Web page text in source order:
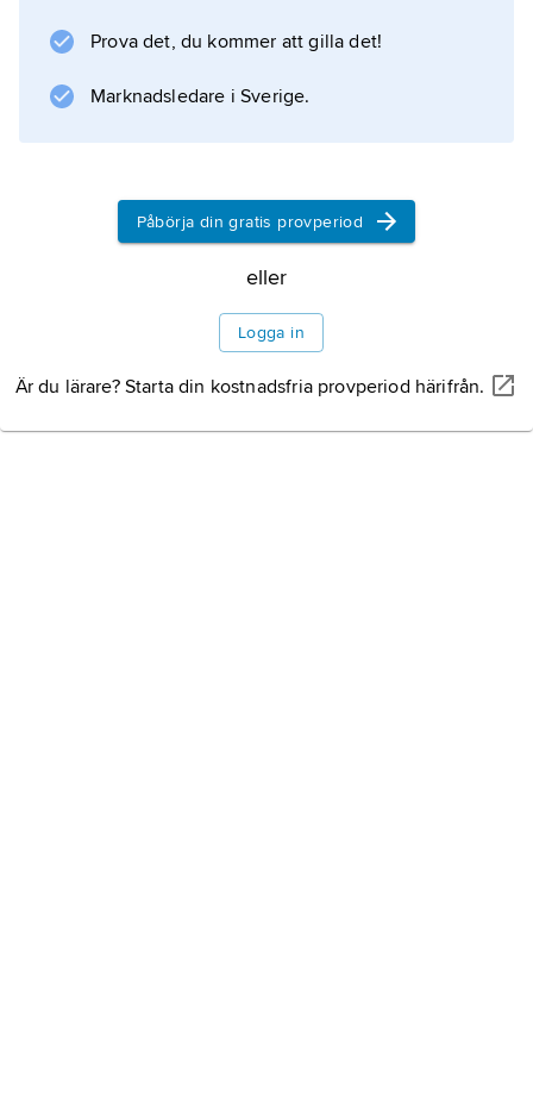
Prova det, du kommer att gilla det!
Marknadsledare i Sverige.
Påbörja din gratis provperiod
eller
Logga in
Är du lärare? Starta din kostnadsfria provperiod härifrån.